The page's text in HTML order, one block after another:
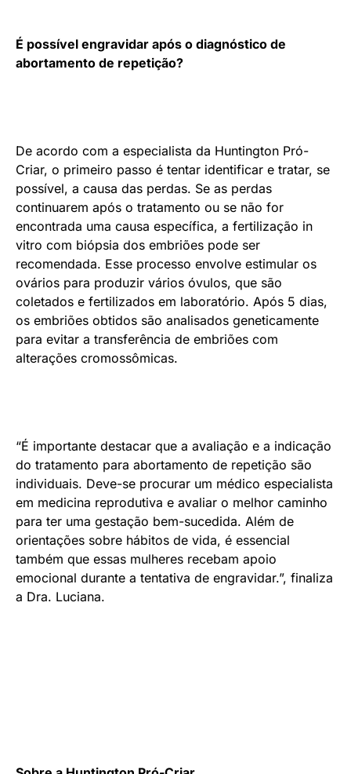
É possível engravidar após o diagnóstico de
abortamento de repetição?
De acordo com a especialista da Huntington Pró-
Criar, o primeiro passo é tentar identificar e tratar, se
possível, a causa das perdas. Se as perdas
continuarem após o tratamento ou se não for
encontrada uma causa específica, a fertilização in
vitro com biópsia dos embriões pode ser
recomendada. Esse processo envolve estimular os
ovários para produzir vários óvulos, que são
coletados e fertilizados em laboratório. Após 5 dias,
os embriões obtidos são analisados geneticamente
para evitar a transferência de embriões com
alterações cromossômicas.
“É importante destacar que a avaliação e a indicação
do tratamento para abortamento de repetição são
individuais. Deve-se procurar um médico especialista
em medicina reprodutiva e avaliar o melhor caminho
para ter uma gestação bem-sucedida. Além de
orientações sobre hábitos de vida, é essencial
também que essas mulheres recebam apoio
emocional durante a tentativa de engravidar.”, finaliza
a Dra. Luciana.